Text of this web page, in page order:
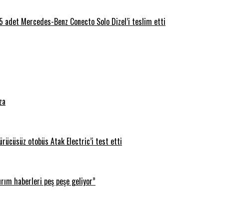
adet Mercedes-Benz Conecto Solo Dizel’i teslim etti
otobüs Atak Electric’i test etti
haberleri peş peşe geliyor”